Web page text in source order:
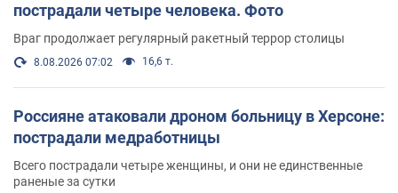
пострадали четыре человека. Фото
Враг продолжает регулярный ракетный террор столицы
8.08.2026 07:02 16,6 т.
Россияне атаковали дроном больницу в Херсоне:
пострадали медработницы
Всего пострадали четыре женщины, и они не единственные
раненые за сутки